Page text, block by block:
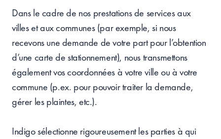
Dans le cadre de nos prestations de services aux
villes et aux communes (par exemple, si nous
recevons une demande de votre part pour l’obtention
d’une carte de stationnement), nous transmettons
également vos coordonnées à votre ville ou à votre
commune (p.ex. pour pouvoir traiter la demande,
gérer les plaintes, etc.).
Indigo sélectionne rigoureusement les parties à qui